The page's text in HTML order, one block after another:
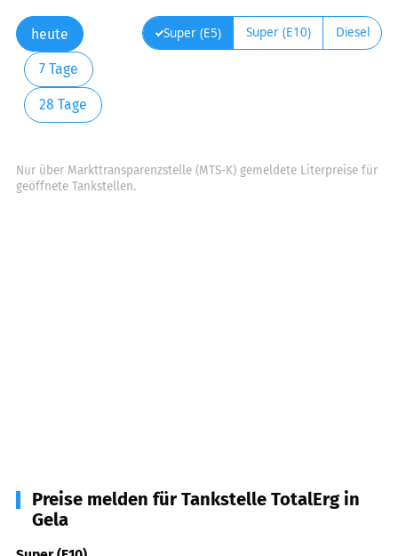
heute
7 Tage
28 Tage
Super (E5) Super (E10) Diesel
Nur über Markttransparenzstelle (MTS-K) gemeldete Literpreise für
geöffnete Tankstellen.
Preise melden für Tankstelle TotalErg in
Gela